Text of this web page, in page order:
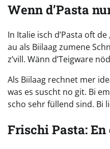
Wenn d’Pasta
In Italie isch d’Pasta oft
au als Biilaag zumene
z’vill. Wänn d’Teigware
Als Biilaag rechnet mer
was es suscht no git. Bi
scho sehr füllend sind. Bi
Frischi Pasta: